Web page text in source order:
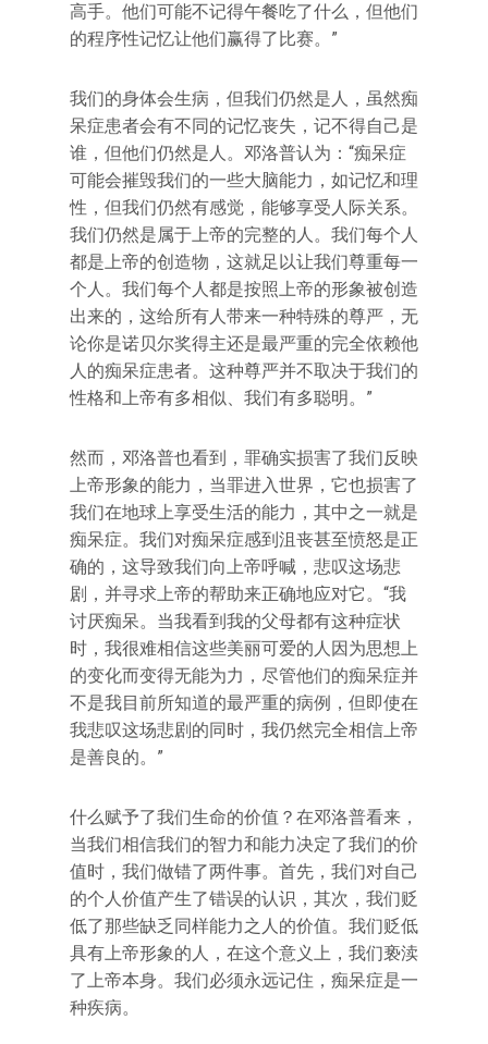
高手。他们可能不记得午餐吃了什么，但他们
的程序性记忆让他们赢得了比赛。”
我们的身体会生病，但我们仍然是人，虽然痴
呆症患者会有不同的记忆丧失，记不得自己是
谁，但他们仍然是人。邓洛普认为：“痴呆症
可能会摧毁我们的一些大脑能力，如记忆和理
性，但我们仍然有感觉，能够享受人际关系。
我们仍然是属于上帝的完整的人。我们每个人
都是上帝的创造物，这就足以让我们尊重每一
个人。我们每个人都是按照上帝的形象被创造
出来的，这给所有人带来一种特殊的尊严，无
论你是诺贝尔奖得主还是最严重的完全依赖他
人的痴呆症患者。这种尊严并不取决于我们的
性格和上帝有多相似、我们有多聪明。”
然而，邓洛普也看到，罪确实损害了我们反映
上帝形象的能力，当罪进入世界，它也损害了
我们在地球上享受生活的能力，其中之一就是
痴呆症。我们对痴呆症感到沮丧甚至愤怒是正
确的，这导致我们向上帝呼喊，悲叹这场悲
剧，并寻求上帝的帮助来正确地应对它。“我
讨厌痴呆。当我看到我的父母都有这种症状
时，我很难相信这些美丽可爱的人因为思想上
的变化而变得无能为力，尽管他们的痴呆症并
不是我目前所知道的最严重的病例，但即使在
我悲叹这场悲剧的同时，我仍然完全相信上帝
是善良的。”
什么赋予了我们生命的价值？在邓洛普看来，
当我们相信我们的智力和能力决定了我们的价
值时，我们做错了两件事。首先，我们对自己
的个人价值产生了错误的认识，其次，我们贬
低了那些缺乏同样能力之人的价值。我们贬低
具有上帝形象的人，在这个意义上，我们亵渎
了上帝本身。我们必须永远记住，痴呆症是一
种疾病。